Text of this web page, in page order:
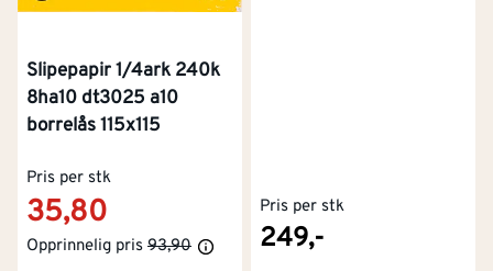
Slipepapir 1/4ark 240k
8ha10 dt3025 a10
borrelås 115x115
Pris per stk
35,80
Opprinnelig pris 93,90
Pris per stk
249,-